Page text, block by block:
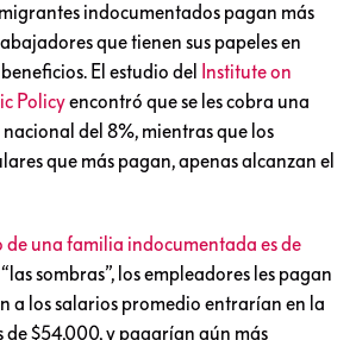
indocumentados pagan más
que tienen sus papeles en
El estudio del
Institute on
Policyencontró que se les cobra una
del 8%, mientras que los
que más pagan, apenas alcanzan el
de una familia indocumentada es de
sombras”, los empleadores les pagan
a los salarios promedio entrarían en la
de $54,000, y pagarían aún más